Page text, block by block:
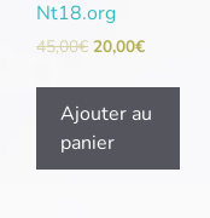
Nt18.org
45,00€ 20,00€
Ajouter au
panier